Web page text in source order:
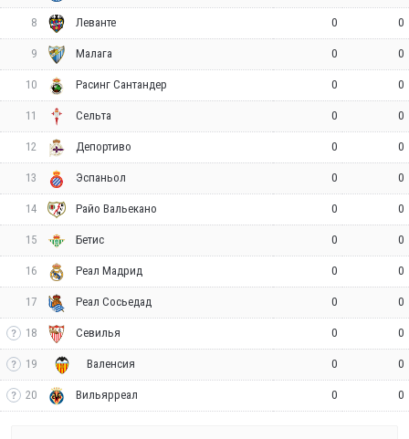
8 Леванте 0 0
9 Малага 0 0
10 Расинг Сантандер 0 0
11 Сельта 0 0
12 Депортиво 0 0
13 Эспаньол 0 0
14 Райо Вальекано 0 0
15 Бетис 0 0
16 Реал Мадрид 0 0
17 Реал Сосьедад 0 0
18 Севилья 0 0
19 Валенсия 0 0
20 Вильярреал 0 0